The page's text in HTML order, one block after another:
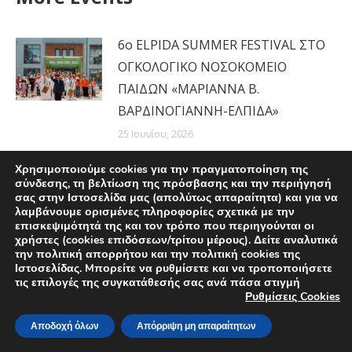
6ο ELPIDA SUMMER FESTIVAL ΣΤΟ
ΟΓΚΟΛΟΓΙΚΟ ΝΟΣΟΚΟΜΕΙΟ
ΠΑΙΔΩΝ «ΜΑΡΙΑΝΝΑ Β.
ΒΑΡΔΙΝΟΓΙΑΝΝΗ-ΕΛΠΙΔΑ»
25 Ιουνίου, 2026
Νέο podcast «Ιστορίες Ελπίδας»,
που υλοποιείται με τη στήριξη της
Motor Oil
22 Ιουνίου, 2026
MΕ ΜΕΓΑΛΗ ΕΠΙΤΥΧΙΑ
ΠΡΑΓΜΑΤΟΠΟΙΗΘΗΚΕ ΤΟ RIVIERA
SHOPPING FOR A GOOD CAUSE
Χρησιμοποιούμε cookies για την πραγματοποίηση της
σύνδεσης, τη βελτίωση της πρόσβασης και την περιήγησή
σας στην Ιστοσελίδα μας (απολύτως απαραίτητα) και για να
λαμβάνουμε ορισμένες πληροφορίες σχετικά με την
επισκεψιμότητά της και τον τρόπο που περιηγούνται οι
χρήστες (cookies επιδόσεων/τρίτου μέρους). Δείτε αναλυτικά
την πολιτική απορρήτου και την πολιτική cookies της
Ιστοσελίδας. Mπορείτε να ρυθμίσετε και να τροποποιήσετε
τις επιλογές της συγκατάθεσής σας ανά πάσα στιγμή
Ρυθμίσεις Cookies
Αποδοχή όλων Απόρριψη μη απαραίτητων